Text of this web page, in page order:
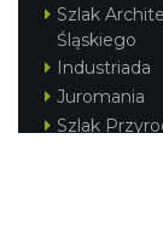
Szlak
Śląskiego
Industriada
Juromania
Szlak